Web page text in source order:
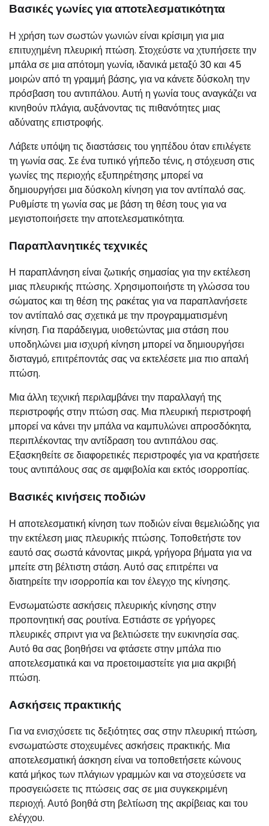
Βασικές γωνίες για αποτελεσματικότητα
Η χρήση των σωστών γωνιών είναι κρίσιμη για μια
επιτυχημένη πλευρική πτώση. Στοχεύστε να χτυπήσετε την
μπάλα σε μια απότομη γωνία, ιδανικά μεταξύ 30 και 45
μοιρών από τη γραμμή βάσης, για να κάνετε δύσκολη την
πρόσβαση του αντιπάλου. Αυτή η γωνία τους αναγκάζει να
κινηθούν πλάγια, αυξάνοντας τις πιθανότητες μιας
αδύνατης επιστροφής.
Λάβετε υπόψη τις διαστάσεις του γηπέδου όταν επιλέγετε
τη γωνία σας. Σε ένα τυπικό γήπεδο τένις, η στόχευση στις
γωνίες της περιοχής εξυπηρέτησης μπορεί να
δημιουργήσει μια δύσκολη κίνηση για τον αντίπαλό σας.
Ρυθμίστε τη γωνία σας με βάση τη θέση τους για να
μεγιστοποιήσετε την αποτελεσματικότητα.
Παραπλανητικές τεχνικές
Η παραπλάνηση είναι ζωτικής σημασίας για την εκτέλεση
μιας πλευρικής πτώσης. Χρησιμοποιήστε τη γλώσσα του
σώματος και τη θέση της ρακέτας για να παραπλανήσετε
τον αντίπαλό σας σχετικά με την προγραμματισμένη
κίνηση. Για παράδειγμα, υιοθετώντας μια στάση που
υποδηλώνει μια ισχυρή κίνηση μπορεί να δημιουργήσει
δισταγμό, επιτρέποντάς σας να εκτελέσετε μια πιο απαλή
πτώση.
Μια άλλη τεχνική περιλαμβάνει την παραλλαγή της
περιστροφής στην πτώση σας. Μια πλευρική περιστροφή
μπορεί να κάνει την μπάλα να καμπυλώνει απροσδόκητα,
περιπλέκοντας την αντίδραση του αντιπάλου σας.
Εξασκηθείτε σε διαφορετικές περιστροφές για να κρατήσετε
τους αντιπάλους σας σε αμφιβολία και εκτός ισορροπίας.
Βασικές κινήσεις ποδιών
Η αποτελεσματική κίνηση των ποδιών είναι θεμελιώδης για
την εκτέλεση μιας πλευρικής πτώσης. Τοποθετήστε τον
εαυτό σας σωστά κάνοντας μικρά, γρήγορα βήματα για να
μπείτε στη βέλτιστη στάση. Αυτό σας επιτρέπει να
διατηρείτε την ισορροπία και τον έλεγχο της κίνησης.
Ενσωματώστε ασκήσεις πλευρικής κίνησης στην
προπονητική σας ρουτίνα. Εστιάστε σε γρήγορες
πλευρικές σπριντ για να βελτιώσετε την ευκινησία σας.
Αυτό θα σας βοηθήσει να φτάσετε στην μπάλα πιο
αποτελεσματικά και να προετοιμαστείτε για μια ακριβή
πτώση.
Ασκήσεις πρακτικής
Για να ενισχύσετε τις δεξιότητες σας στην πλευρική πτώση,
ενσωματώστε στοχευμένες ασκήσεις πρακτικής. Μια
αποτελεσματική άσκηση είναι να τοποθετήσετε κώνους
κατά μήκος των πλάγιων γραμμών και να στοχεύσετε να
προσγειώσετε τις πτώσεις σας σε μια συγκεκριμένη
περιοχή. Αυτό βοηθά στη βελτίωση της ακρίβειας και του
ελέγχου.